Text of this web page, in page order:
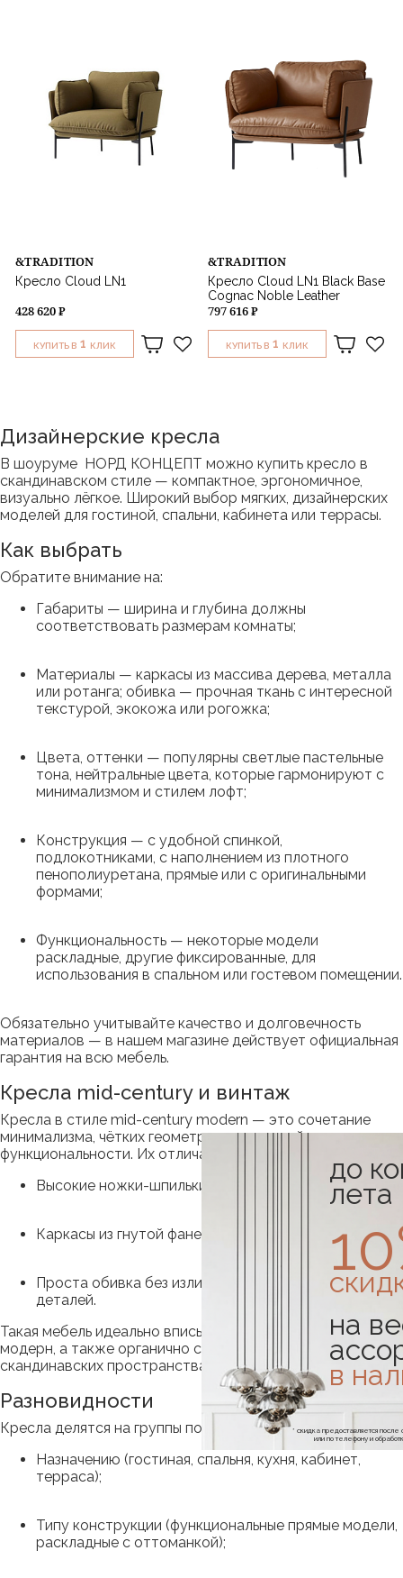
&TRADITION
Кресло Cloud LN1
428 620 ₽
КУПИТЬ В 1 КЛИК
&TRADITION
Кресло Cloud LN1 Black Base
Cognac Noble Leather
797 616 ₽
КУПИТЬ В 1 КЛИК
Дизайнерские кресла
В шоуруме НОРД КОНЦЕПТ можно купить кресло в
скандинавском стиле — компактное, эргономичное,
визуально лёгкое. Широкий выбор мягких, дизайнерских
моделей для гостиной, спальни, кабинета или террасы.
Как выбрать
Обратите внимание на:
Габариты — ширина и глубина должны
соответствовать размерам комнаты;
Материалы — каркасы из массива дерева, металла
или ротанга; обивка — прочная ткань с интересной
текстурой, экокожа или рогожка;
Цвета, оттенки — популярны светлые пастельные
тона, нейтральные цвета, которые гармонируют с
минимализмом и стилем лофт;
Конструкция — с удобной спинкой,
подлокотниками, с наполнением из плотного
пенополиуретана, прямые или с оригинальными
формами;
Функциональность — некоторые модели
раскладные, другие фиксированные, для
использования в спальном или гостевом помещении.
Обязательно учитывайте качество и долговечность
материалов — в нашем магазине действует официальная
гарантия на всю мебель.
Кресла mid-century и винтаж
Кресла в стиле mid-century modern — это сочетание
минимализма, чётких геометрических линий,
функциональности. Их отличают:
Высокие ножки-шпильки;
Каркасы из гнутой фанеры или дерева;
Проста обивка без излишних декоративных
деталей.
Такая мебель идеально вписывается в интерьер в стиле
модерн, а также органично смотрится в лофт,
скандинавских пространствах.
Разновидности
Кресла делятся на группы по:
Назначению (гостиная, спальня, кухня, кабинет,
терраса);
Типу конструкции (функциональные прямые модели,
раскладные с оттоманкой);
до
лета
на
в
* скидка предоставляется
или по телефону и